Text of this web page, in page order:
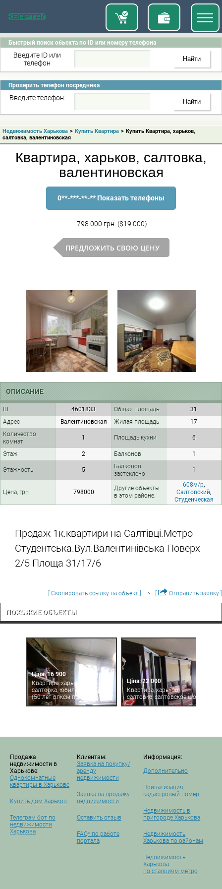
Быстрый поиск обьекта по ID или номеру телефона
Введите ID или
телефон
Проверить телефон посредника
Введите телефон:
Недвижимость Харькова > Купить Квартира > Купить Квартира, харьков,
салтовка, валентиновская
Квартира, харьков, салтовка,
валентиновская
0**-***-**-** Показать телефоны
798 000 грн. ($19 000)
ПРЕДЛОЖИТЬ СВОЮ ЦЕНУ
ОПИСАНИЕ
ID 4601833 Общая площадь
31
Адрес
Валентиновская Жилая площадь
17
Количество
комнат
1 Площадь кухни 6
Этаж 2 Балконов 1
Этажность 5
Балконов
застеклено
1
Цена, грн 798000
Другие объекты
в этом районе:
608м/р,
Салтовский,
Студенческая
Продаж 1к.квартири на Салтівці.Метро
Студентська.Вул.Валентинівська Поверх
2/5 Площа 31/17/6
[ Скопировать ссылку на объект ] Отправить заявку ]
ПОХОЖИЕ ОБЪЕКТЫ
Ціна: 16 900
Квартира, харьков,
салтовка, юбилейный пр.
(50 лет влксм пр.)
Ціна: 22 000
Квартира, харьков,
салтовка, салтовское шоссе
Продажа
недвижимости в
Харькове:
Однокомнатные
квартиры в Харькове
Купить дом Харьков
Телеграм бот по
недвижимости
Харькова
Клиентам:
Заявка на покупку/
аренду
недвижимости
Заявка на продажу
недвижимости
Оставить отзыв
FAQ* по работе
портала
Информация:
Дополнительно
Приватизация,
кадастровый номер
Недвижимость в
пригороде Харькова
Недвижимость
Харькова по районам
Недвижимость
Харькова
по станциям метро